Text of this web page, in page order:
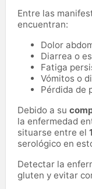
Entre las
encuentran:
Dolor
Diarrea o
Fatiga
Vómitos o
Pérdida de
Debido a su
la enfermedad
situarse entre el
serológico en
Detectar la
gluten y evitar